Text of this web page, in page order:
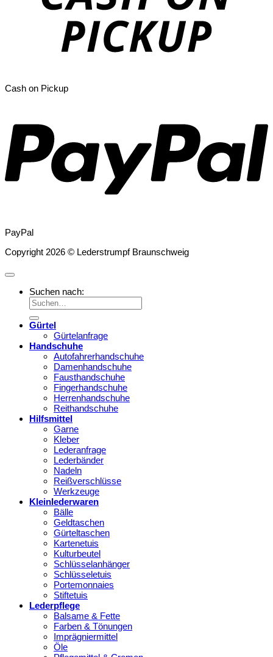
Cash on Pickup
PayPal
Copyright 2026 © Lederstrumpf Braunschweig
Suchen nach:
Gürtel
Gürtelanfrage
Handschuhe
Autofahrerhandschuhe
Damenhandschuhe
Fausthandschuhe
Fingerhandschuhe
Herrenhandschuhe
Reithandschuhe
Hilfsmittel
Garne
Kleber
Lederanfrage
Lederbänder
Nadeln
Reißverschlüsse
Werkzeuge
Kleinlederwaren
Bälle
Geldtaschen
Gürteltaschen
Kartenetuis
Kulturbeutel
Schlüsselanhänger
Schlüsseletuis
Portemonnaies
Stiftetuis
Lederpflege
Balsame & Fette
Farben & Tönungen
Imprägniermittel
Öle